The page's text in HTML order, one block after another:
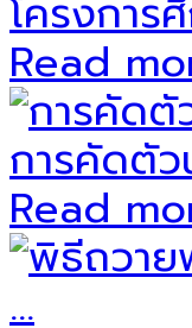
โครงการ
Read
การคัดตั
Read